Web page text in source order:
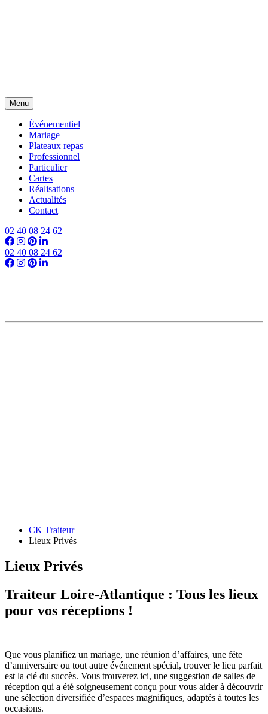
Menu
Événementiel
Mariage
Plateaux repas
Professionnel
Particulier
Cartes
Réalisations
Actualités
Contact
02 40 08 24 62
02 40 08 24 62
CK Traiteur
Lieux Privés
Lieux Privés
Traiteur Loire-Atlantique : Tous les lieux
pour vos réceptions !
Que vous planifiez un mariage, une réunion d’affaires, une fête
d’anniversaire ou tout autre événement spécial, trouver le lieu parfait
est la clé du succès. Vous trouverez ici, une suggestion de salles de
réception qui a été soigneusement conçu pour vous aider à découvrir
une sélection diversifiée d’espaces magnifiques, adaptés à toutes les
occasions.